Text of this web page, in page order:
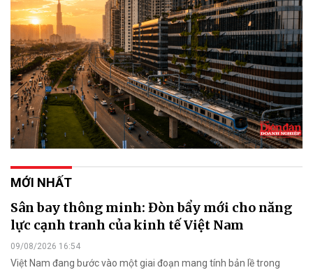
MỚI NHẤT
Sân bay thông minh: Đòn bẩy mới cho năng
lực cạnh tranh của kinh tế Việt Nam
09/08/2026 16:54
Việt Nam đang bước vào một giai đoạn mang tính bản lề trong